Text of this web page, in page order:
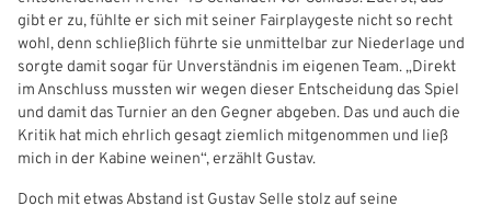
gibt er zu, fühlte er sich mit seiner Fairplaygeste nicht so recht
wohl, denn schließlich führte sie unmittelbar zur Niederlage und
sorgte damit sogar für Unverständnis im eigenen Team. „Direkt
im Anschluss mussten wir wegen dieser Entscheidung das Spiel
und damit das Turnier an den Gegner abgeben. Das und auch die
Kritik hat mich ehrlich gesagt ziemlich mitgenommen und ließ
mich in der Kabine weinen“, erzählt Gustav.
Doch mit etwas Abstand ist Gustav Selle stolz auf seine